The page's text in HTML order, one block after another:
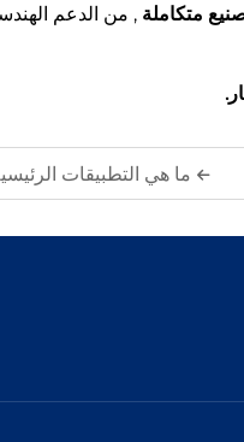
متكاملة , من الدعم
ما هي التطبيقات